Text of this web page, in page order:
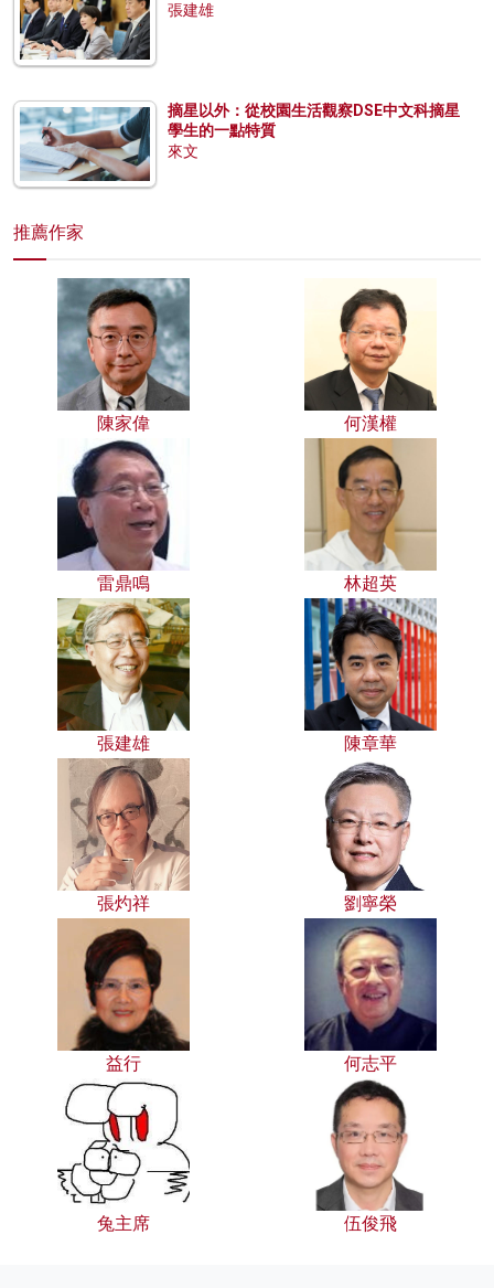
張建雄
摘星以外：從校園生活觀察DSE中文科摘星
學生的一點特質
來文
推薦作家
陳家偉 何漢權
雷鼎鳴 林超英
張建雄 陳章華
張灼祥 劉寧榮
益行 何志平
兔主席 伍俊飛